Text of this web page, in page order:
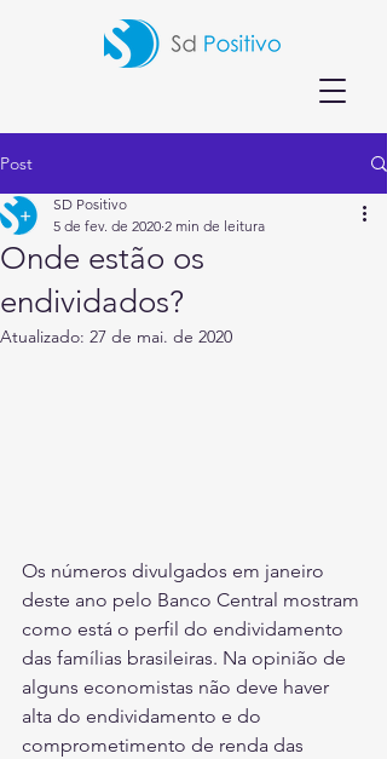
Post
Onde estão os
endividados?
SD Positivo
5 de fev. de 2020 2 min de leitura
Atualizado: 27 de mai. de 2020
Os números divulgados em janeiro
deste ano pelo Banco Central mostram
como está o perfil do endividamento
das famílias brasileiras. Na opinião de
alguns economistas não deve haver
alta do endividamento e do
comprometimento de renda das